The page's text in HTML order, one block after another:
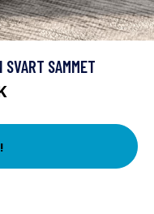
SAMMET